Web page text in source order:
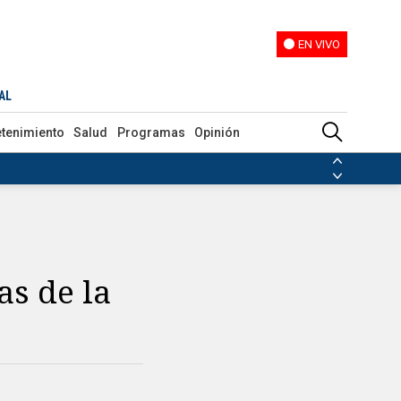
EN VIVO
Salud Programas Opinión
de la